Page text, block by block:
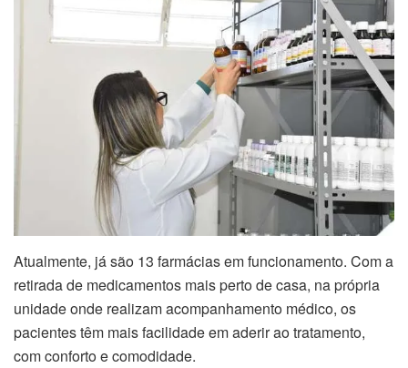
Atualmente, já são 13 farmácias em funcionamento. Com a
retirada de medicamentos mais perto de casa, na própria
unidade onde realizam acompanhamento médico, os
pacientes têm mais facilidade em aderir ao tratamento,
com conforto e comodidade.